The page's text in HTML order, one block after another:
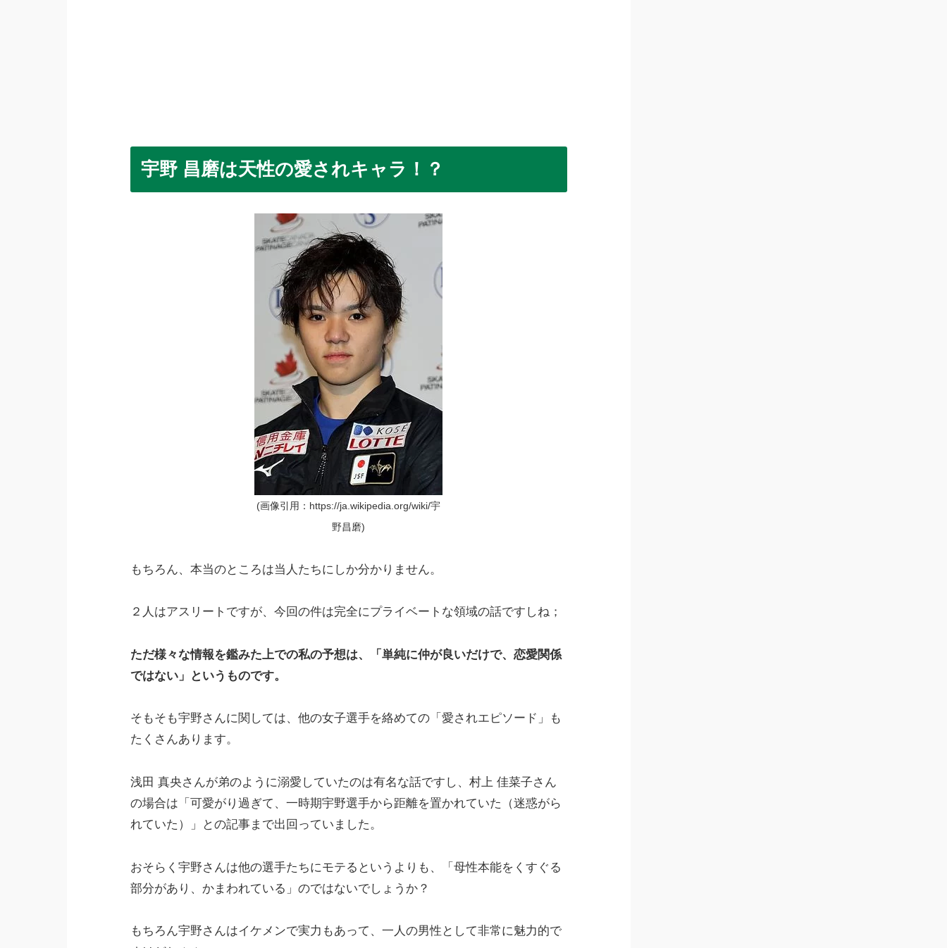
宇野 昌磨は天性の愛されキャラ！？
(画像引用：https://ja.wikipedia.org/wiki/宇
野昌磨)
もちろん、本当のところは当人たちにしか分かりません。
２人はアスリートですが、今回の件は完全にプライベートな領域の話ですしね；
ただ様々な情報を鑑みた上での私の予想は、「単純に仲が良いだけで、恋愛関係
ではない」というものです。
そもそも宇野さんに関しては、他の女子選手を絡めての「愛されエピソード」も
たくさんあります。
浅田 真央さんが弟のように溺愛していたのは有名な話ですし、村上 佳菜子さん
の場合は「可愛がり過ぎて、一時期宇野選手から距離を置かれていた（迷惑がら
れていた）」との記事まで出回っていました。
おそらく宇野さんは他の選手たちにモテるというよりも、「母性本能をくすぐる
部分があり、かまわれている」のではないでしょうか？
もちろん宇野さんはイケメンで実力もあって、一人の男性として非常に魅力的で